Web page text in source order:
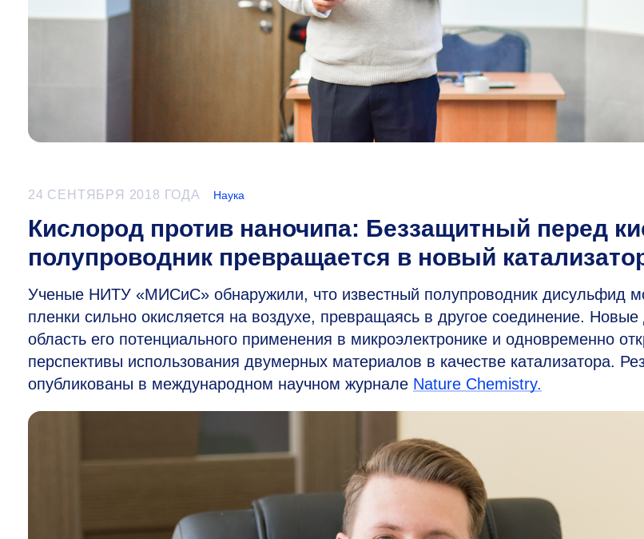
24 СЕНТЯБРЯ 2018 ГОДА Наука
Кислород против наночипа: Беззащитный перед
полупроводник превращается в новый
Ученые НИТУ «МИСиС» обнаружили, что известный полупроводник дисульфид
пленки сильно окисляется на воздухе, превращаясь в другое соединение.
область его потенциального применения в микроэлектронике и одновременно
перспективы использования двумерных материалов в качестве катализатора.
опубликованы в международном научном журнале Nature Chemistry.